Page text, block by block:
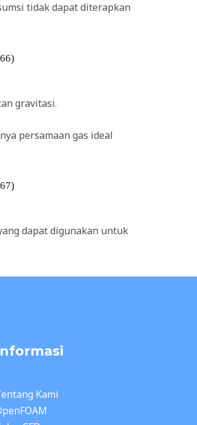
tidak dapat diterapkan
gravitasi.
persamaan gas ideal
dapat digunakan untuk
Kami